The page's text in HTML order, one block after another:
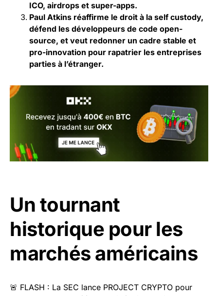
ICO, airdrops et super-apps.
Paul Atkins réaffirme le droit à la self custody,
défend les développeurs de code open-
source, et veut redonner un cadre stable et
pro-innovation pour rapatrier les entreprises
parties à l’étranger.
Un tournant
historique pour les
marchés américains
🚨 FLASH : La SEC lance PROJECT CRYPTO pour